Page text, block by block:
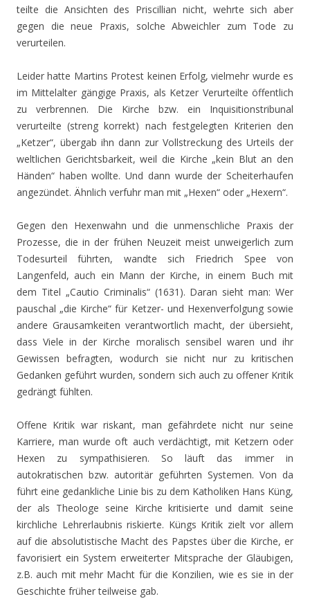
teilte die Ansichten des Priscillian nicht, wehrte sich aber
gegen die neue Praxis, solche Abweichler zum Tode zu
verurteilen.
Leider hatte Martins Protest keinen Erfolg, vielmehr wurde es
im Mittelalter gängige Praxis, als Ketzer Verurteilte öffentlich
zu verbrennen. Die Kirche bzw. ein Inquisitionstribunal
verurteilte (streng korrekt) nach festgelegten Kriterien den
„Ketzer“, übergab ihn dann zur Vollstreckung des Urteils der
weltlichen Gerichtsbarkeit, weil die Kirche „kein Blut an den
Händen“ haben wollte. Und dann wurde der Scheiterhaufen
angezündet. Ähnlich verfuhr man mit „Hexen“ oder „Hexern“.
Gegen den Hexenwahn und die unmenschliche Praxis der
Prozesse, die in der frühen Neuzeit meist unweigerlich zum
Todesurteil führten, wandte sich Friedrich Spee von
Langenfeld, auch ein Mann der Kirche, in einem Buch mit
dem Titel „Cautio Criminalis“ (1631). Daran sieht man: Wer
pauschal „die Kirche“ für Ketzer- und Hexenverfolgung sowie
andere Grausamkeiten verantwortlich macht, der übersieht,
dass Viele in der Kirche moralisch sensibel waren und ihr
Gewissen befragten, wodurch sie nicht nur zu kritischen
Gedanken geführt wurden, sondern sich auch zu offener Kritik
gedrängt fühlten.
Offene Kritik war riskant, man gefährdete nicht nur seine
Karriere, man wurde oft auch verdächtigt, mit Ketzern oder
Hexen zu sympathisieren. So läuft das immer in
autokratischen bzw. autoritär geführten Systemen. Von da
führt eine gedankliche Linie bis zu dem Katholiken Hans Küng,
der als Theologe seine Kirche kritisierte und damit seine
kirchliche Lehrerlaubnis riskierte. Küngs Kritik zielt vor allem
auf die absolutistische Macht des Papstes über die Kirche, er
favorisiert ein System erweiterter Mitsprache der Gläubigen,
z.B. auch mit mehr Macht für die Konzilien, wie es sie in der
Geschichte früher teilweise gab.